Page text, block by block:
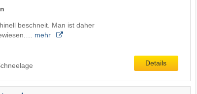
beschneit. Man ist daher
mehr
Details